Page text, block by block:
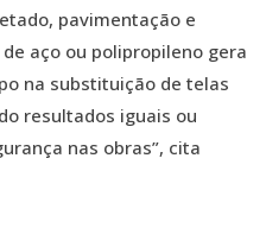
pavimentação e
aço ou polipropileno gera
na substituição de telas
resultados iguais ou
nas obras”, cita